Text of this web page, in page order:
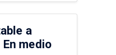
a
medio